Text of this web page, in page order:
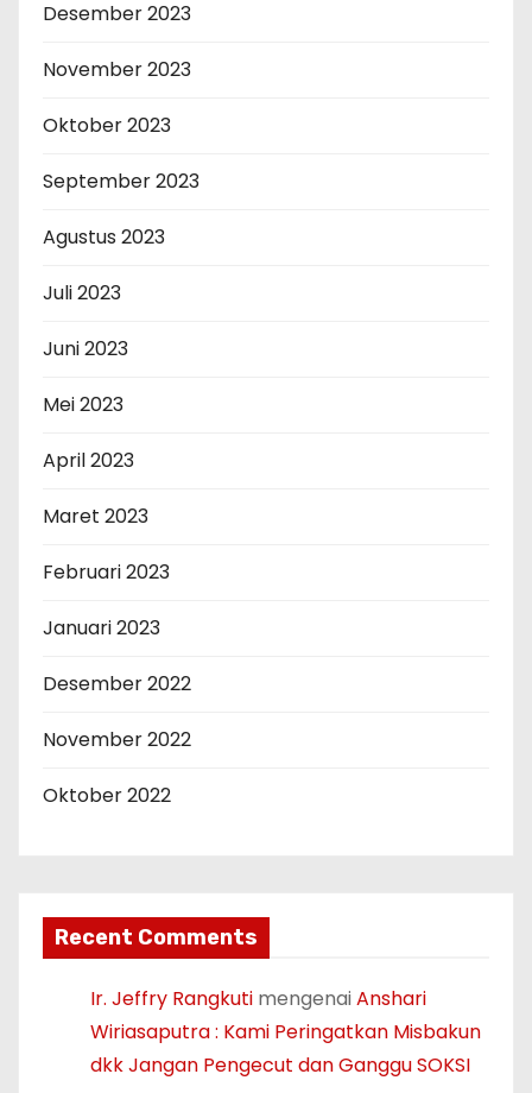
Desember 2023
November 2023
Oktober 2023
September 2023
Agustus 2023
Juli 2023
Juni 2023
Mei 2023
April 2023
Maret 2023
Februari 2023
Januari 2023
Desember 2022
November 2022
Oktober 2022
Recent Comments
Ir. Jeffry Rangkuti mengenaiAnshari
Wiriasaputra : Kami Peringatkan Misbakun
dkk Jangan Pengecut dan Ganggu SOKSI